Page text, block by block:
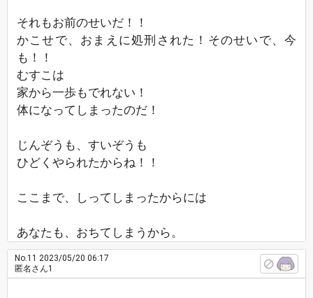
それもお前のせいだ！！
かこせで、おまえに処刑された！そのせいで、今
も！！
むすこは
家から一歩もでれない！
体になってしまったのだ！
じんぞうも、すいぞうも
ひどくやられたからね！！
ここまで、しってしまったからには
あなたも、おちてしまうから。
No.11 2023/05/20 06:17
匿名さん1